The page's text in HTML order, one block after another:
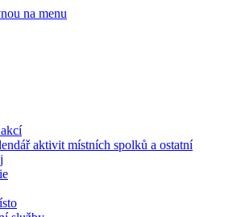
na menu
aktivit místních spolků a ostatní